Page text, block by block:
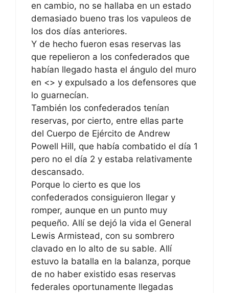
en cambio, no se hallaba en un estado
demasiado bueno tras los vapuleos de
los dos días anteriores.
Y de hecho fueron esas reservas las
que repelieron a los confederados que
habían llegado hasta el ángulo del muro
en <> y expulsado a los defensores que
lo guarnecían.
También los confederados tenían
reservas, por cierto, entre ellas parte
del Cuerpo de Ejército de Andrew
Powell Hill, que había combatido el día 1
pero no el día 2 y estaba relativamente
descansado.
Porque lo cierto es que los
confederados consiguieron llegar y
romper, aunque en un punto muy
pequeño. Allí se dejó la vida el General
Lewis Armistead, con su sombrero
clavado en lo alto de su sable. Allí
estuvo la batalla en la balanza, porque
de no haber existido esas reservas
federales oportunamente llegadas